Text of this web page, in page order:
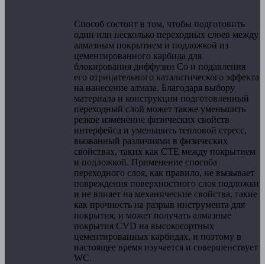
Способ состоит в том, чтобы подготовить
один или несколько переходных слоев между
алмазным покрытием и подложкой из
цементированного карбида для
блокирования диффузии Co и подавления
его отрицательного каталитического эффекта
на нанесение алмаза. Благодаря выбору
материала и конструкции подготовленный
переходный слой может также уменьшить
резкое изменение физических свойств
интерфейса и уменьшить тепловой стресс,
вызванный различиями в физических
свойствах, таких как CTE между покрытием
и подложкой. Применение способа
переходного слоя, как правило, не вызывает
повреждения поверхностного слоя подложки
и не влияет на механические свойства, такие
как прочность на разрыв инструмента для
покрытия, и может получать алмазные
покрытия CVD на высокосортных
цементированных карбидах, и поэтому в
настоящее время изучается и совершенствует
WC.